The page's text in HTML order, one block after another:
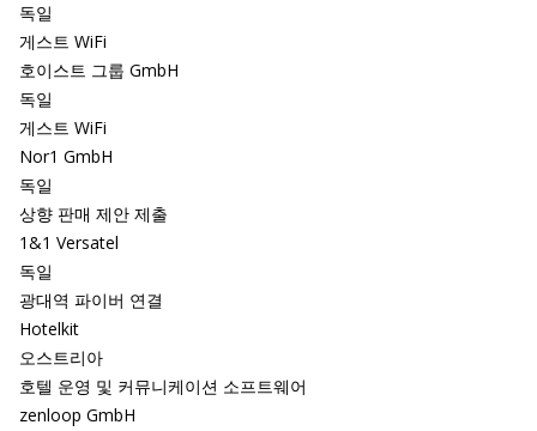
독일
게스트 WiFi
호이스트 그룹 GmbH
독일
게스트 WiFi
Nor1 GmbH
독일
상향 판매 제안 제출
1&1 Versatel
독일
광대역 파이버 연결
Hotelkit
오스트리아
호텔 운영 및 커뮤니케이션 소프트웨어
zenloop GmbH